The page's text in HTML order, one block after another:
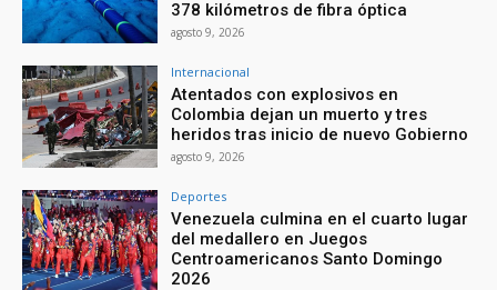
378 kilómetros de fibra óptica
agosto 9, 2026
Internacional
Atentados con explosivos en
Colombia dejan un muerto y tres
heridos tras inicio de nuevo Gobierno
agosto 9, 2026
Deportes
Venezuela culmina en el cuarto lugar
del medallero en Juegos
Centroamericanos Santo Domingo
2026